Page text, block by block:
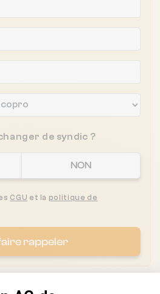
de syndic ?
NON
CGU et la politique de
rappeler